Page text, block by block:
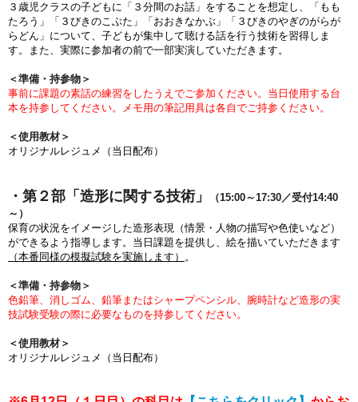
３歳児クラスの子どもに「３分間のお話」をすることを想定し、「もも
たろう」「３びきのこぶた」「おおきなかぶ」「３びきのやぎのがらが
らどん」について、子どもが集中して聴ける話を行う技術を習得しま
す。また、実際に参加者の前で一部実演していただきます。
＜準備・持参物＞
事前に課題の素話の練習をしたうえでご参加ください。当日使用する台
本を持参してください。メモ用の筆記用具は各自でご持参ください。
＜使用教材＞
オリジナルレジュメ（当日配布）
・第２部「造形に関する技術」
（15:00～17:30／受付14:40
～）
保育の状況をイメージした造形表現（情景・人物の描写や色使いなど）
ができるよう指導します。当日課題を提供し、絵を描いていただきます
（本番同様の模擬試験を実施します） 。
＜準備・持参物＞
色鉛筆、消しゴム、鉛筆またはシャープペンシル、腕時計など造形の実
技試験受験の際に必要なものを持参してください。
＜使用教材＞
オリジナルレジュメ（当日配布）